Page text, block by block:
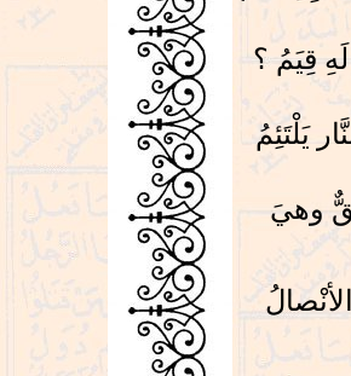
قِيَمُ ؟
يَلْتَئِمُ
وهيَ